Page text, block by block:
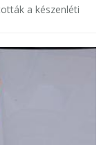
a készenléti